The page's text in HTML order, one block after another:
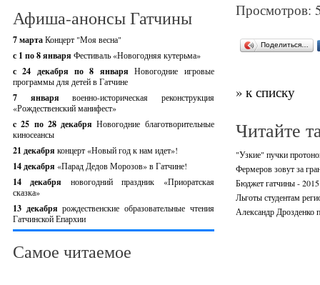
Афиша-анонсы Гатчины
7 мартаКонцерт "Моя весна"
с 1 по 8 января Фестиваль «Новогодняя кутерьма»
с 24 декабря по 8 январяНовогодние игровые
программы для детей в Гатчине
7 январявоенно-историческая реконструкция
«Рождественский манифест»
c 25 по 28 декабряНовогодние благотворительные
киносеансы
21 декабря концерт «Новый год к нам идет»!
14 декабря «Парад Дедов Морозов» в Гатчине!
14 декабря новогодний праздник «Приоратская
сказка»
13 декабрярождественские образовательные чтения
Гатчинской Епархии
Самое читаемое
Просмотров:
Поделиться…
» к списку
Читайте
"Узкие" пучки
Фермеров зовут за
Бюджет гатчины -
Льготы студентам
Александр Дрозденко